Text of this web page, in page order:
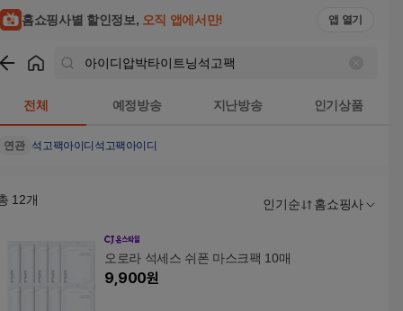
홈쇼핑사별 할인정보, 오직 앱에서만! 앱 열기
전체 예정방송 지난방송 인기상품
연관 석고팩아이디석고팩 아이디
12개 인기순 홈쇼핑사
오로라 석세스 쉬폰 마스크팩 10매
9,900원